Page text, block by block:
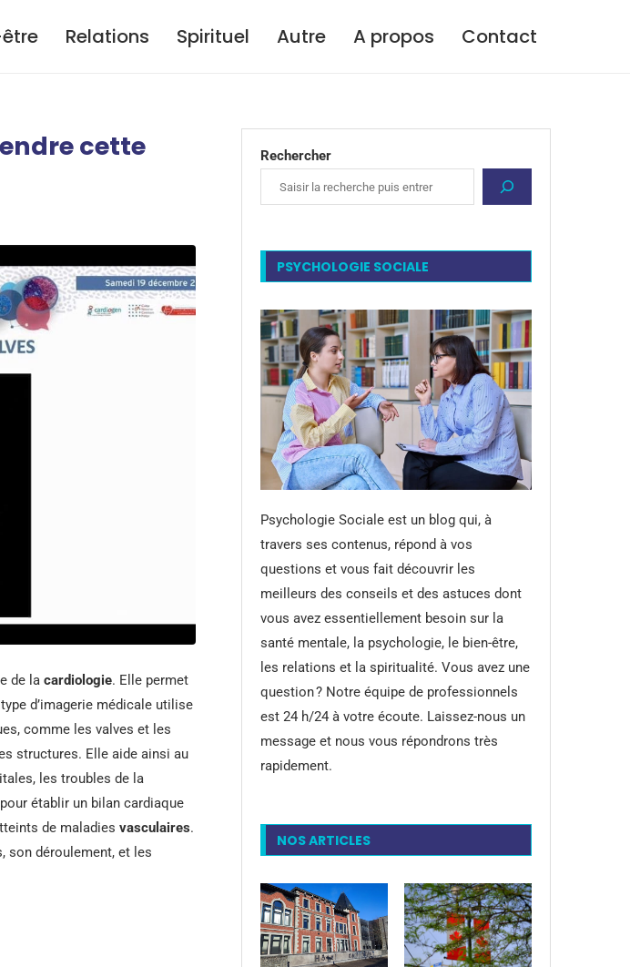
Relations Spirituel Autre A propos Contact
cette
de la cardiologie. Elle permet
d’imagerie médicale utilise
comme les valves et les
structures. Elle aide ainsi au
les troubles de la
établir un bilan cardiaque
de maladies vasculaires.
son déroulement, et les
Rechercher
PSYCHOLOGIE SOCIALE
Psychologie Sociale est un blog qui, à
travers ses contenus, répond à vos
questions et vous fait découvrir les
meilleurs des conseils et des astuces dont
vous avez essentiellement besoin sur la
santé mentale, la psychologie, le bien-être,
les relations et la spiritualité. Vous avez une
question ? Notre équipe de professionnels
est 24 h/24 à votre écoute. Laissez-nous un
message et nous vous répondrons très
rapidement.
NOS ARTICLES